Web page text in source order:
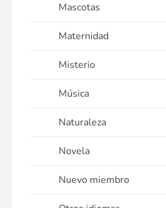
Mascotas
Maternidad
Misterio
Música
Naturaleza
Novela
Nuevo miembro